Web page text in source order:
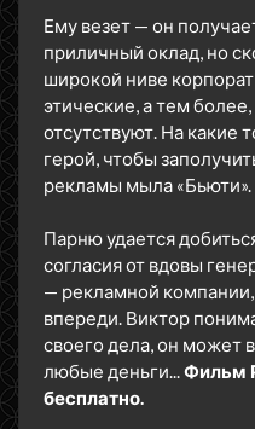
Ему везет — он
приличный оклад, но
широкой ниве
этические, а тем
отсутствуют. На какие
герой, чтобы
рекламы мыла «Бьюти».
Парню удается
согласия от вдовы
— рекламной
впереди. Виктор
своего дела, он может
любые деньги... Фильм
бесплатно.